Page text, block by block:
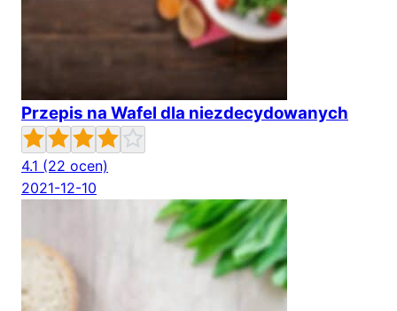
Przepis na Wafel dla niezdecydowanych
4.1 (22 ocen)
2021-12-10